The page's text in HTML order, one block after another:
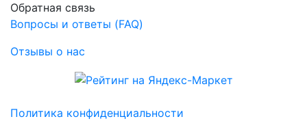
Обратная связь
Вопросы и ответы (FAQ)
Отзывы о нас
Политика конфиденциальности